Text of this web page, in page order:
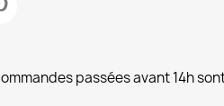
passées avant 14h